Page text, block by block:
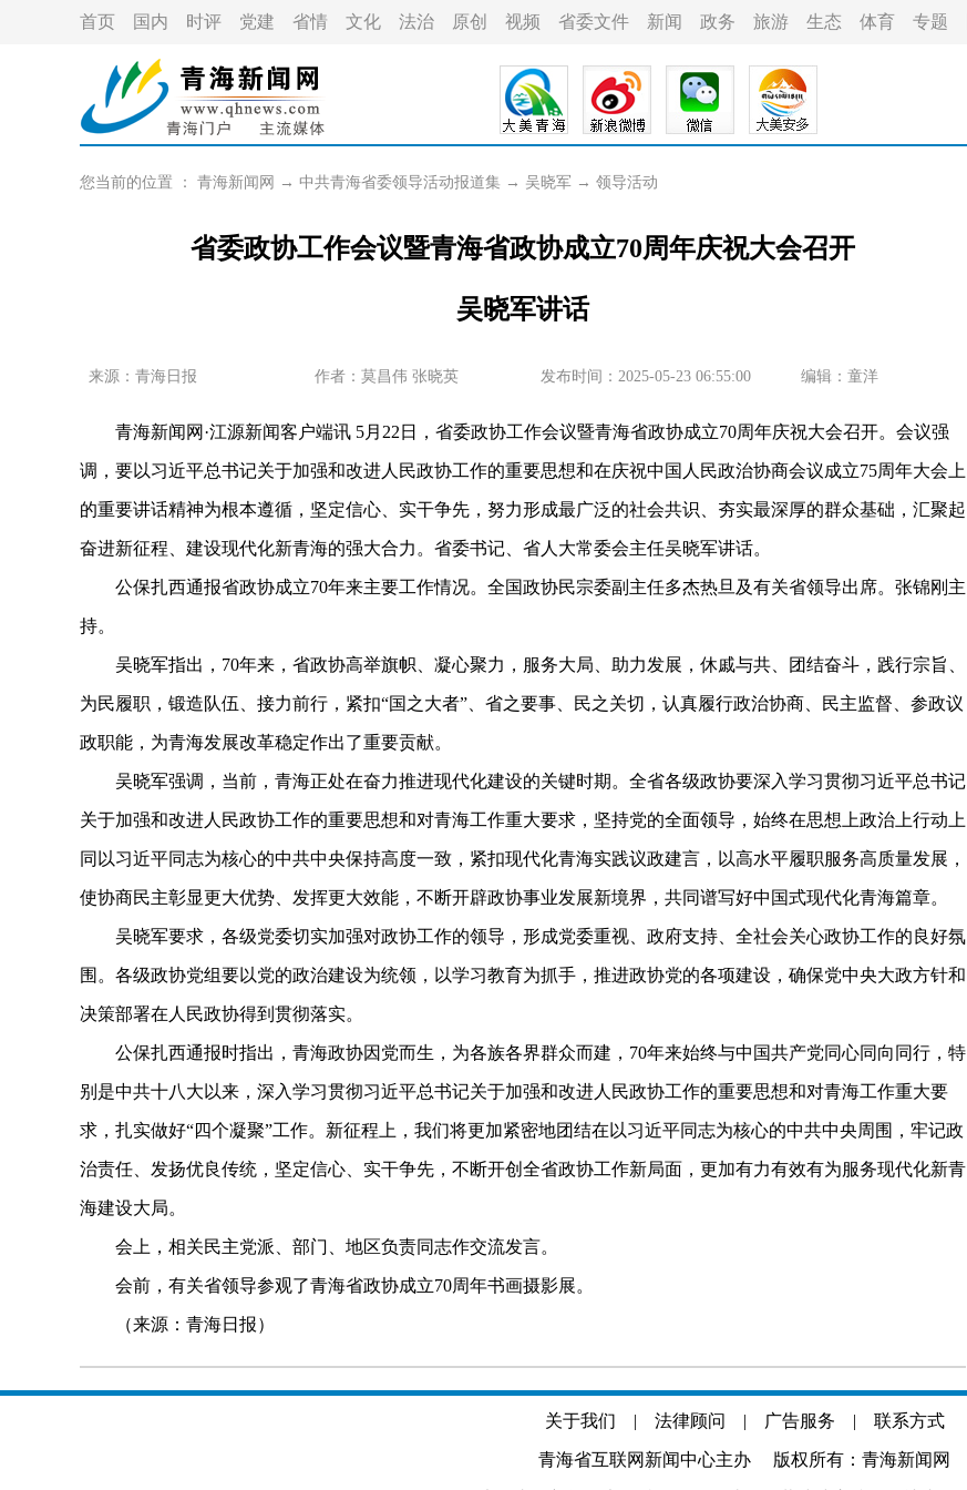
首页 国内 时评 党建 省情 文化 法治 原创 视频 省委文件 新闻 政务 旅游 生态 体育 专题
您当前的位置 ： 青海新闻网 → 中共青海省委领导活动报道集 → 吴晓军 → 领导活动
省委政协工作会议暨青海省政协成立70周年庆祝大会召开
吴晓军讲话
来源：青海日报 作者： 莫昌伟 张晓英 发布时间：2025-05-23 06:55:00 编辑：童洋
青海新闻网·江源新闻客户端讯 5月22日，省委政协工作会议暨青海省政协成立70周年庆祝大会召开。会议强
调，要以习近平总书记关于加强和改进人民政协工作的重要思想和在庆祝中国人民政治协商会议成立75周年大会上
的重要讲话精神为根本遵循，坚定信心、实干争先，努力形成最广泛的社会共识、夯实最深厚的群众基础，汇聚起
奋进新征程、建设现代化新青海的强大合力。省委书记、省人大常委会主任吴晓军讲话。
公保扎西通报省政协成立70年来主要工作情况。全国政协民宗委副主任多杰热旦及有关省领导出席。张锦刚主
持。
吴晓军指出，70年来，省政协高举旗帜、凝心聚力，服务大局、助力发展，休戚与共、团结奋斗，践行宗旨、
为民履职，锻造队伍、接力前行，紧扣“国之大者”、省之要事、民之关切，认真履行政治协商、民主监督、参政议
政职能，为青海发展改革稳定作出了重要贡献。
吴晓军强调，当前，青海正处在奋力推进现代化建设的关键时期。全省各级政协要深入学习贯彻习近平总书记
关于加强和改进人民政协工作的重要思想和对青海工作重大要求，坚持党的全面领导，始终在思想上政治上行动上
同以习近平同志为核心的中共中央保持高度一致，紧扣现代化青海实践议政建言，以高水平履职服务高质量发展，
使协商民主彰显更大优势、发挥更大效能，不断开辟政协事业发展新境界，共同谱写好中国式现代化青海篇章。
吴晓军要求，各级党委切实加强对政协工作的领导，形成党委重视、政府支持、全社会关心政协工作的良好氛
围。各级政协党组要以党的政治建设为统领，以学习教育为抓手，推进政协党的各项建设，确保党中央大政方针和
决策部署在人民政协得到贯彻落实。
公保扎西通报时指出，青海政协因党而生，为各族各界群众而建，70年来始终与中国共产党同心同向同行，特
别是中共十八大以来，深入学习贯彻习近平总书记关于加强和改进人民政协工作的重要思想和对青海工作重大要
求，扎实做好“四个凝聚”工作。新征程上，我们将更加紧密地团结在以习近平同志为核心的中共中央周围，牢记政
治责任、发扬优良传统，坚定信心、实干争先，不断开创全省政协工作新局面，更加有力有效有为服务现代化新青
海建设大局。
会上，相关民主党派、部门、地区负责同志作交流发言。
会前，有关省领导参观了青海省政协成立70周年书画摄影展。
（来源：青海日报）
关于我们 | 法律顾问 | 广告服务 | 联系方式
青海省互联网新闻中心主办 版权所有：青海新闻网